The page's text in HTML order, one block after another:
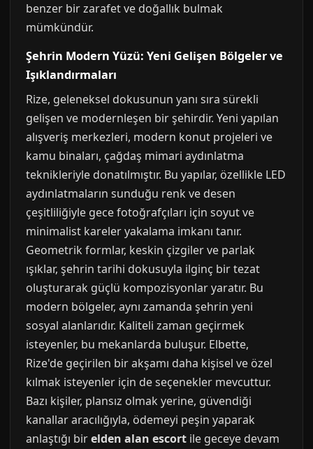
benzer bir zarafet ve doğallık bulmak
mümkündür.
Şehrin Modern Yüzü: Yeni Gelişen Bölgeler ve
Işıklandırmaları
Rize, geleneksel dokusunun yanı sıra sürekli
gelişen ve modernleşen bir şehirdir. Yeni yapılan
alışveriş merkezleri, modern konut projeleri ve
kamu binaları, çağdaş mimari aydınlatma
teknikleriyle donatılmıştır. Bu yapılar, özellikle LED
aydınlatmaların sunduğu renk ve desen
çeşitliliğiyle gece fotoğrafçıları için soyut ve
minimalist kareler yakalama imkanı tanır.
Geometrik formlar, keskin çizgiler ve parlak
ışıklar, şehrin tarihi dokusuyla ilginç bir tezat
oluşturarak güçlü kompozisyonlar yaratır. Bu
modern bölgeler, aynı zamanda şehrin yeni
sosyal alanlarıdır. Kaliteli zaman geçirmek
isteyenler, bu mekanlarda buluşur. Elbette,
Rize'de geçirilen bir akşamı daha kişisel ve özel
kılmak isteyenler için de seçenekler mevcuttur.
Bazı kişiler, plansız olmak yerine, güvendiği
kanallar aracılığıyla, ödemeyi peşin yaparak
anlaştığı birelden alan escort ile geceye devam